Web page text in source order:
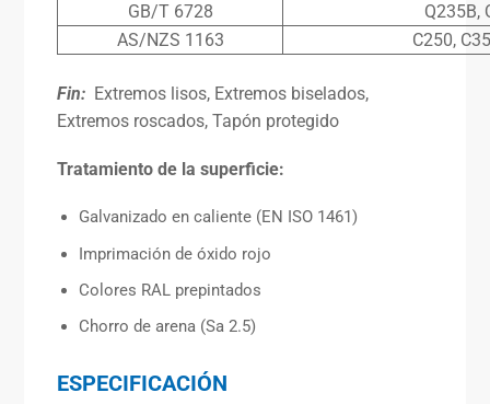
GB/T 6728
Q235B,
AS/NZS 1163
C250,
Fin: Extremos lisos, Extremos biselados,
Extremos roscados, Tapón protegido
Tratamiento de la superficie:
Galvanizado en caliente (EN ISO 1461)
Imprimación de óxido rojo
Colores RAL prepintados
Chorro de arena (Sa 2.5)
ESPECIFICACIÓN